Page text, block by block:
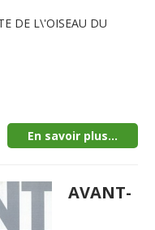
DE L\'OISEAU DU
En savoir plus...
AVANT-